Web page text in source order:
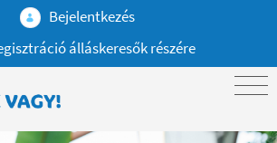
Bejelentkezés
álláskeresők részére